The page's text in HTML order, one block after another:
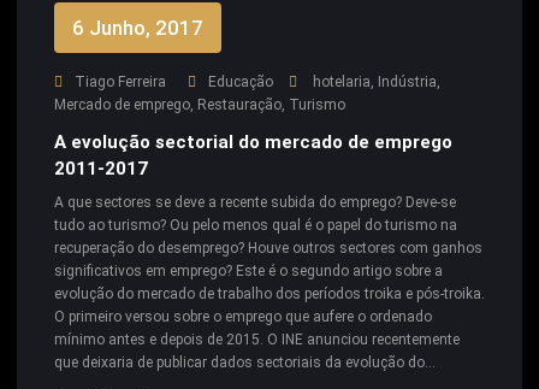
6 Junho, 2017
Tiago Ferreira Educação hotelaria Indústria
Mercado de emprego Restauração Turismo
A evolução sectorial do mercado de emprego
2011-2017
A que sectores se deve a recente subida do emprego? Deve-se
tudo ao turismo? Ou pelo menos qual é o papel do turismo na
recuperação do desemprego? Houve outros sectores com ganhos
significativos em emprego? Este é o segundo artigo sobre a
evolução do mercado de trabalho dos períodos troika e pós-troika.
O primeiro versou sobre o emprego que aufere o ordenado
mínimo antes e depois de 2015. O INE anunciou recentemente
que deixaria de publicar dados sectoriais da evolução do…